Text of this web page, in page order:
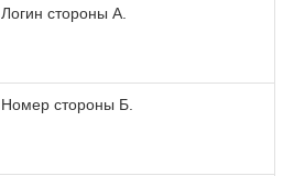
Логин стороны А.
Номер стороны Б.